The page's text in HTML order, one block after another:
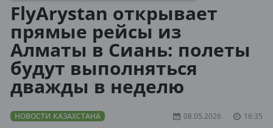
FlyArystan открывает
прямые рейсы из
Алматы в Сиань: полеты
будут выполняться
дважды в неделю
НОВОСТИ КАЗАХСТАНА 08.05.2026 16:35